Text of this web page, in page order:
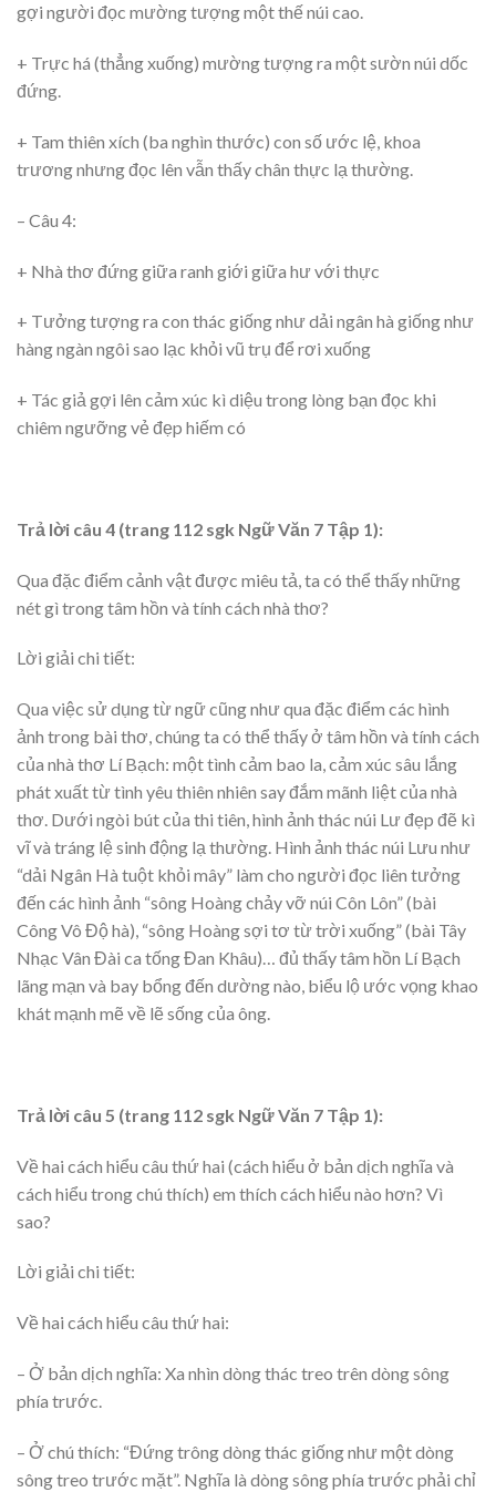
gợi người đọc mường tượng một thế núi cao.
+ Trực há (thẳng xuống) mường tượng ra một sườn núi dốc
đứng.
+ Tam thiên xích (ba nghìn thước) con số ước lệ, khoa
trương nhưng đọc lên vẫn thấy chân thực lạ thường.
– Câu 4:
+ Nhà thơ đứng giữa ranh giới giữa hư với thực
+ Tưởng tượng ra con thác giống như dải ngân hà giống như
hàng ngàn ngôi sao lạc khỏi vũ trụ để rơi xuống
+ Tác giả gợi lên cảm xúc kì diệu trong lòng bạn đọc khi
chiêm ngưỡng vẻ đẹp hiếm có
Trả lời câu 4 (trang 112 sgk Ngữ Văn 7 Tập 1):
Qua đặc điểm cảnh vật được miêu tả, ta có thể thấy những
nét gì trong tâm hồn và tính cách nhà thơ?
Lời giải chi tiết:
Qua việc sử dụng từ ngữ cũng như qua đặc điểm các hình
ảnh trong bài thơ, chúng ta có thể thấy ở tâm hồn và tính cách
của nhà thơ Lí Bạch: một tình cảm bao la, cảm xúc sâu lắng
phát xuất từ tình yêu thiên nhiên say đắm mãnh liệt của nhà
thơ. Dưới ngòi bút của thi tiên, hình ảnh thác núi Lư đẹp đẽ kì
vĩ và tráng lệ sinh động lạ thường. Hình ảnh thác núi Lưu như
“dải Ngân Hà tuột khỏi mây” làm cho người đọc liên tưởng
đến các hình ảnh “sông Hoàng chảy vỡ núi Côn Lôn” (bài
Công Vô Độ hà), “sông Hoàng sợi tơ từ trời xuống” (bài Tây
Nhạc Vân Đài ca tống Đan Khâu)… đủ thấy tâm hồn Lí Bạch
lãng mạn và bay bổng đến dường nào, biểu lộ ước vọng khao
khát mạnh mẽ về lẽ sống của ông.
Trả lời câu 5 (trang 112 sgk Ngữ Văn 7 Tập 1):
Về hai cách hiểu câu thứ hai (cách hiểu ở bản dịch nghĩa và
cách hiểu trong chú thích) em thích cách hiểu nào hơn? Vì
sao?
Lời giải chi tiết:
Về hai cách hiểu câu thứ hai:
– Ở bản dịch nghĩa: Xa nhìn dòng thác treo trên dòng sông
phía trước.
– Ở chú thích: “Đứng trông dòng thác giống như một dòng
sông treo trước mặt”. Nghĩa là dòng sông phía trước phải chỉ